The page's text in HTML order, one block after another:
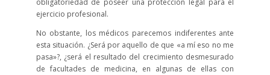
obligatoriedad de poseer una protección legal para el
ejercicio profesional.
No obstante, los médicos parecemos indiferentes ante
esta situación. ¿Será por aquello de que «a mí eso no me
pasa»?, ¿será el resultado del crecimiento desmesurado
de facultades de medicina, en algunas de ellas con